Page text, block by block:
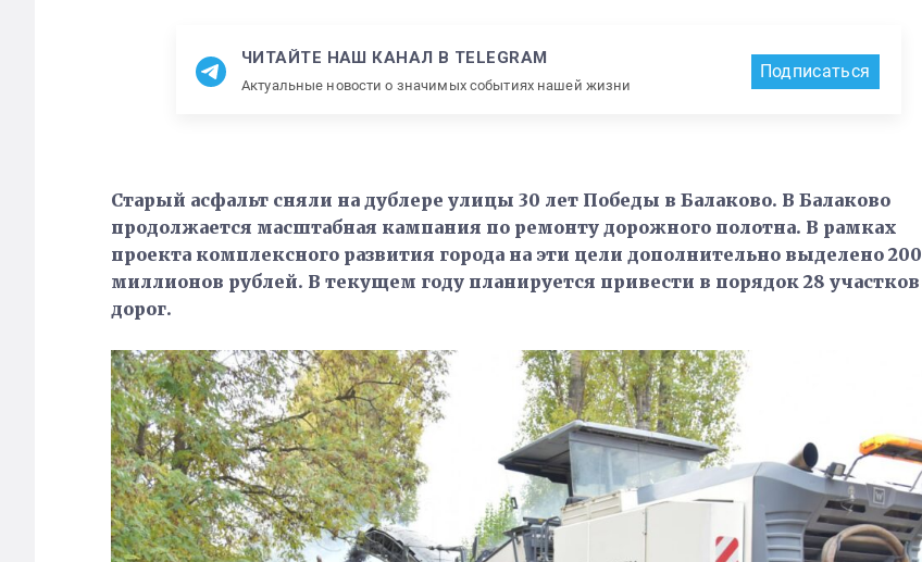
ЧИТАЙТЕ НАШ КАНАЛ В TELEGRAM
Актуальные новости о значимых событиях нашей жизни
Подписаться
Старый асфальт сняли на дублере улицы 30 лет Победы в Балаково. В Балаково
продолжается масштабная кампания по ремонту дорожного полотна. В рамках
проекта комплексного развития города на эти цели дополнительно выделено 200
миллионов рублей. В текущем году планируется привести в порядок 28 участков
дорог.